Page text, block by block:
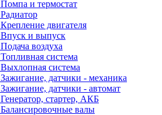
Помпа и термостат
Радиатор
Крепление двигателя
Впуск и выпуск
Подача воздуха
Топливная система
Выхлопная система
Зажигание, датчики - механика
Зажигание, датчики - автомат
Генератор, стартер, АКБ
Балансировочные валы